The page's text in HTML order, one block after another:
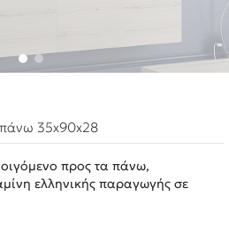
πάνω 35x90x28
προς τα πάνω,
ελληνικής παραγωγής σε